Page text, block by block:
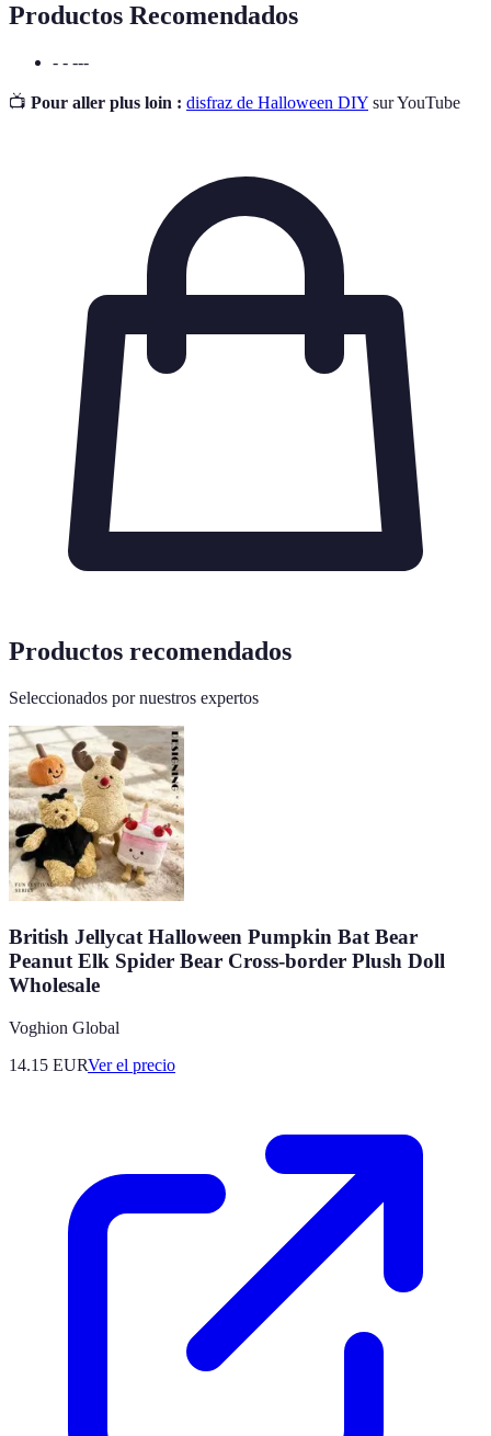
Productos Recomendados
- - ---
📺 Pour aller plus loin : disfraz de Halloween DIY sur YouTube
Productos recomendados
Seleccionados por nuestros expertos
British Jellycat Halloween Pumpkin Bat Bear
Peanut Elk Spider Bear Cross-border Plush Doll
Wholesale
Voghion Global
14.15 EURVer el precio